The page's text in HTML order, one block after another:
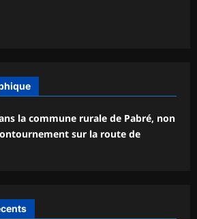
la commune rurale de Pabré, non
sur la route de